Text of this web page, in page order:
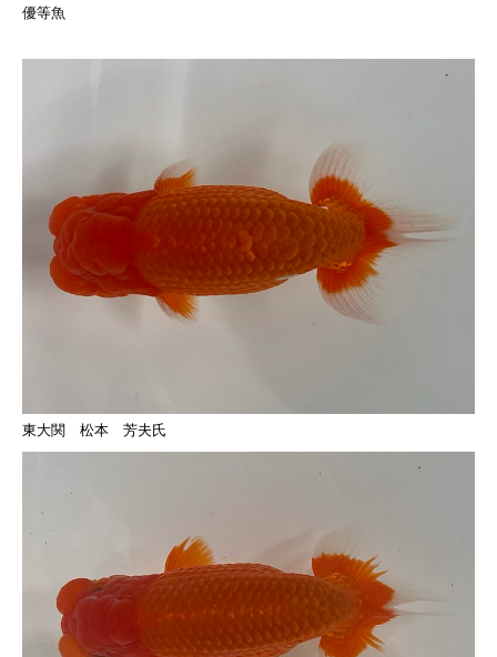
優等魚
東大関 松本 芳夫氏